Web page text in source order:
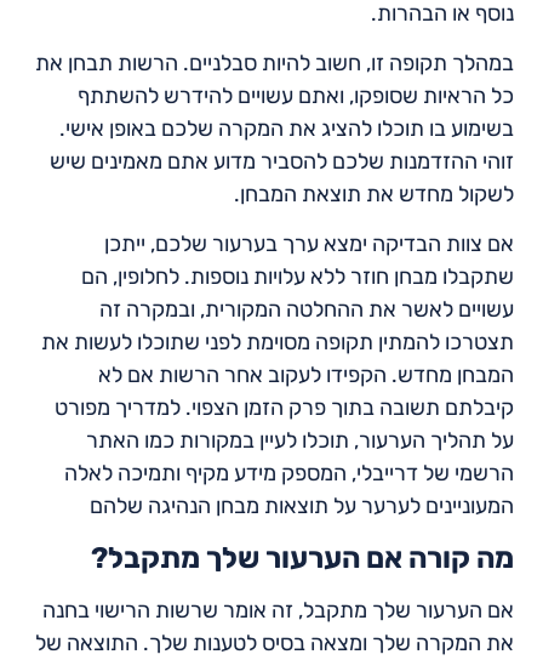
נוסף או הבהרות.
במהלך תקופה זו, חשוב להיות סבלניים. הרשות תבחן את
כל הראיות שסופקו, ואתם עשויים להידרש להשתתף
בשימוע בו תוכלו להציג את המקרה שלכם באופן אישי.
זוהי ההזדמנות שלכם להסביר מדוע אתם מאמינים שיש
לשקול מחדש את תוצאת המבחן.
אם צוות הבדיקה ימצא ערך בערעור שלכם, ייתכן
שתקבלו מבחן חוזר ללא עלויות נוספות. לחלופין, הם
עשויים לאשר את ההחלטה המקורית, ובמקרה זה
תצטרכו להמתין תקופה מסוימת לפני שתוכלו לעשות את
המבחן מחדש. הקפידו לעקוב אחר הרשות אם לא
קיבלתם תשובה בתוך פרק הזמן הצפוי. למדריך מפורט
על תהליך הערעור, תוכלו לעיין במקורות כמו האתר
הרשמי של דרייבלי, המספק מידע מקיף ותמיכה לאלה
המעוניינים לערער על תוצאות מבחן הנהיגה שלהם
מה קורה אם הערעור שלך מתקבל?
אם הערעור שלך מתקבל, זה אומר שרשות הרישוי בחנה
את המקרה שלך ומצאה בסיס לטענות שלך. התוצאה של